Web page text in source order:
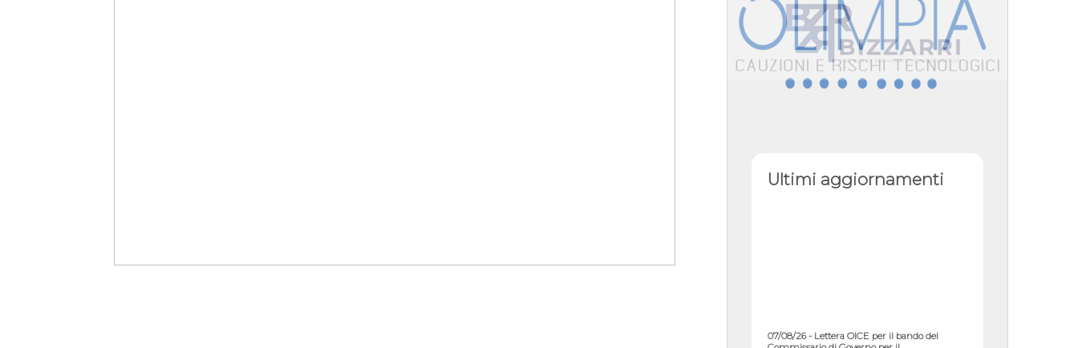
Ultimi aggiornamenti
Commissario di Governo per il ...